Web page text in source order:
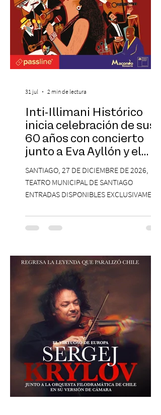
Inti-Illimani Histórico
inicia celebración de sus
60 años con concierto
junto a Eva Ayllón y el
Cuarteto Austral en el
Teatro Municipal de
Santiago
SANTIAGO, 27 DE DICIEMBRE DE 2026,
TEATRO MUNICIPAL DE SANTIAGO
ENTRADAS DISPONIBLES EXCLUSIVAMENTE
agrupación ícono de la Nueva Canción
Chilena conmemorará su legado de 60
19:00 horas, en el Teatro Municipal de
Santiago. La celebración reunirá a la
máxima exponente de la música popular
peruana, Eva Ayllón, al Cuarteto Austral y
un repertorio que recorrerá seis décadas
de obras que transformaron l
31 jul 2 min de lectura